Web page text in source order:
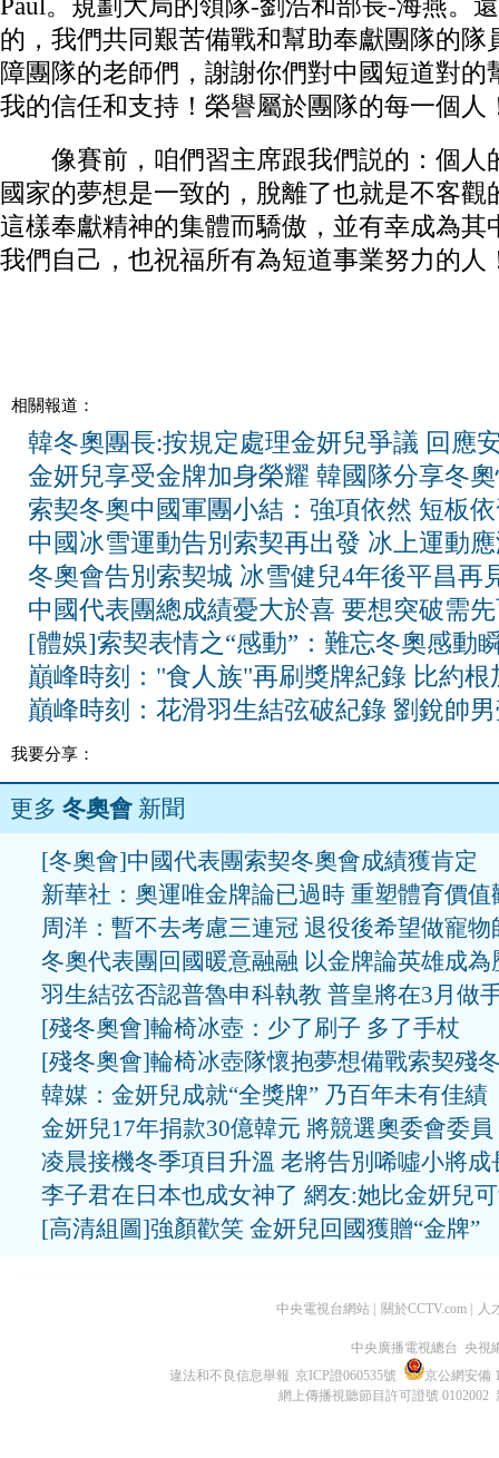
的，我們共同艱苦備戰和幫助奉獻團隊的隊
障團隊的老師們，謝謝你們對中國短道對的
我的信任和支持！榮譽屬於團隊的每一個人
像賽前，咱們習主席跟我們説的：個人
國家的夢想是一致的，脫離了也就是不客觀
這樣奉獻精神的集體而驕傲，並有幸成為其
我們自己，也祝福所有為短道事業努力的人
相關報道：
韓冬奧團長:按規定處理金妍兒爭議 回應
金妍兒享受金牌加身榮耀 韓國隊分享冬
索契冬奧中國軍團小結：強項依然 短板
中國冰雪運動告別索契再出發 冰上運動
冬奧會告別索契城 冰雪健兒4年後平昌再
中國代表團總成績憂大於喜 要想突破需
[體娛]索契表情之“感動”：難忘冬奧感動
巔峰時刻："食人族"再刷獎牌紀錄 比約根
巔峰時刻：花滑羽生結弦破紀錄 劉銳帥
我要分享：
更多 冬奧會新聞
[冬奧會]中國代表團索契冬奧會成績獲肯定
新華社：奧運唯金牌論已過時 重塑體育價值
周洋：暫不去考慮三連冠 退役後希望做寵物
冬奧代表團回國暖意融融 以金牌論英雄成為
羽生結弦否認普魯申科執教 普皇將在3月做
[殘冬奧會]輪椅冰壺：少了刷子 多了手杖
[殘冬奧會]輪椅冰壺隊懷抱夢想備戰索契殘
韓媒：金妍兒成就“全獎牌” 乃百年未有佳績
金妍兒17年捐款30億韓元 將競選奧委會委員
凌晨接機冬季項目升溫 老將告別唏噓小將成
李子君在日本也成女神了 網友:她比金妍兒
[高清組圖]強顏歡笑 金妍兒回國獲贈“金牌”
中央電視台網站 關於CCTV.com 人
中央廣播電視總台 央視
違法和不良信息舉報 京ICP證060535號
京公網安備
網上傳播視聽節目許可證號 0102002